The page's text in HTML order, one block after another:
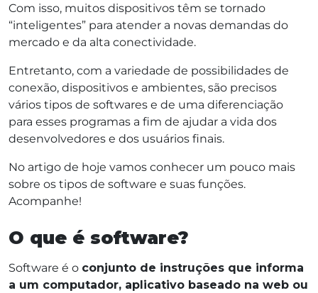
Com isso, muitos dispositivos têm se tornado
“inteligentes” para atender a novas demandas do
mercado e da alta conectividade.
Entretanto, com a variedade de possibilidades de
conexão, dispositivos e ambientes, são precisos
vários tipos de softwares e de uma diferenciação
para esses programas a fim de ajudar a vida dos
desenvolvedores e dos usuários finais.
No artigo de hoje vamos conhecer um pouco mais
sobre os tipos de software e suas funções.
Acompanhe!
O que é software?
Software é o conjunto de instruções que informa
a um computador, aplicativo baseado na web ou